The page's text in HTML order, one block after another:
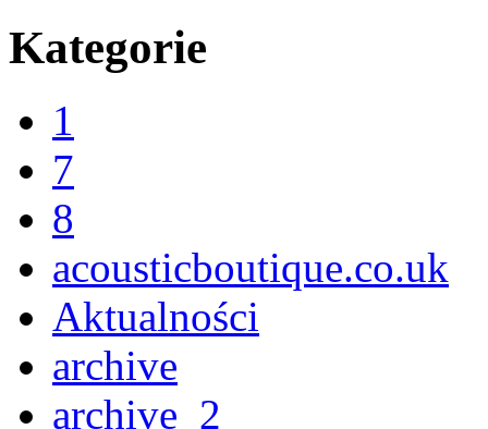
Kategorie
1
7
8
acousticboutique.co.uk
Aktualności
archive
archive_2